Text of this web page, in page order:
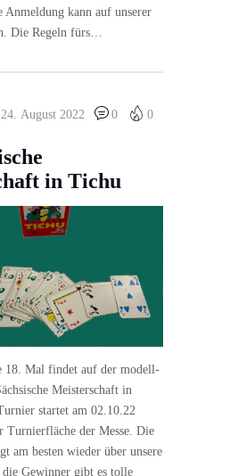
Anmeldung kann auf unserer
Die Regeln fürs…
24. August 2022 0 0
in Tichu
18. Mal findet auf der modell-
Meisterschaft in
startet am 02.10.22
Turnierfläche der Messe. Die
am besten wieder über unsere
Gewinner gibt es tolle